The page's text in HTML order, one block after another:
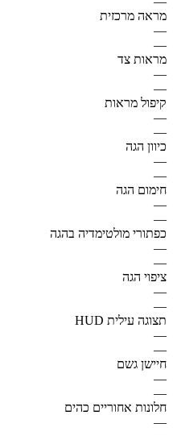
מראה מרכזית
—
—
מראות צד
—
—
קיפול מראות
—
—
כיוון הגה
—
—
חימום הגה
—
—
כפתורי מולטימדיה בהגה
—
—
ציפוי הגה
—
—
תצוגה עילית HUD
—
—
חיישן גשם
—
—
חלונות אחוריים כהים
—